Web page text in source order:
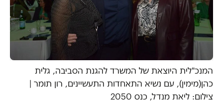
המנכ"לית היוצאת של המשרד להגנת הסביבה, גלית
כהן(מימין), עם נשיא התאחדות התעשיינים, רון תומר |
צילום: ליאת מנדל, כנס 2050